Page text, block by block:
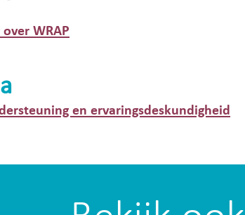
over WRAP
en ervaringsdeskundigheid